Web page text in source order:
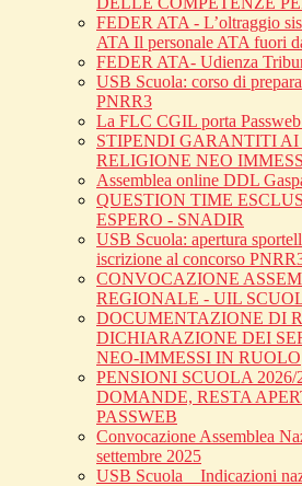
FEDER ATA - L’oltraggio
ATA Il personale ATA fuori
FEDER ATA- Udienza
USB Scuola: corso di
PNRR3
La FLC CGIL porta
STIPENDI GARANTITI
RELIGIONE NEO
Assemblea online DDL
QUESTION TIME
ESPERO - SNADIR
USB Scuola: apertura
iscrizione al concorso
CONVOCAZIONE
REGIONALE - UIL
DOCUMENTAZIONE DI
DICHIARAZIONE DEI
NEO-IMMESSI IN RUOLO
PENSIONI SCUOLA
DOMANDE, RESTA
PASSWEB
Convocazione Assemblea
settembre 2025
USB Scuola _ Indicazioni